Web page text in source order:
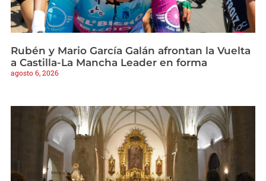
Rubén y Mario García Galán afrontan la Vuelta
a Castilla-La Mancha Leader en forma
agosto 6, 2026